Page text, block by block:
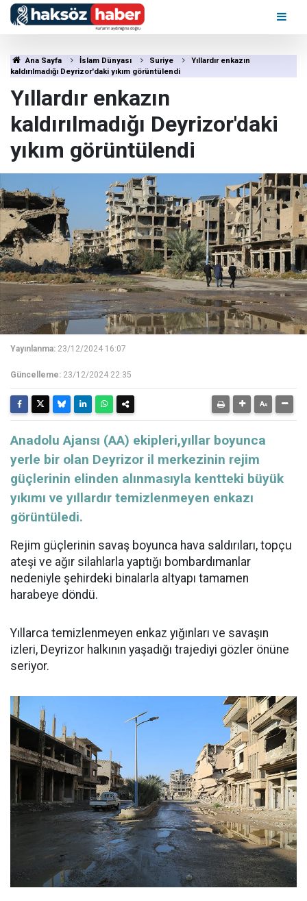
Ana Sayfa İslam Dünyası Suriye
Yıllardır enkazın
kaldırılmadığı Deyrizor'daki yıkım görüntülendi
Yıllardır enkazın
kaldırılmadığı Deyrizor'daki
yıkım görüntülendi
Yayınlanma: 23/12/2024 16:07
Güncelleme: 23/12/2024 22:35
Anadolu Ajansı (AA) ekipleri,yıllar boyunca
yerle bir olan Deyrizor il merkezinin rejim
güçlerinin elinden alınmasıyla kentteki büyük
yıkımı ve yıllardır temizlenmeyen enkazı
görüntüledi.
Rejim güçlerinin savaş boyunca hava saldırıları, topçu
ateşi ve ağır silahlarla yaptığı bombardımanlar
nedeniyle şehirdeki binalarla altyapı tamamen
harabeye döndü.
Yıllarca temizlenmeyen enkaz yığınları ve savaşın
izleri, Deyrizor halkının yaşadığı trajediyi gözler önüne
seriyor.